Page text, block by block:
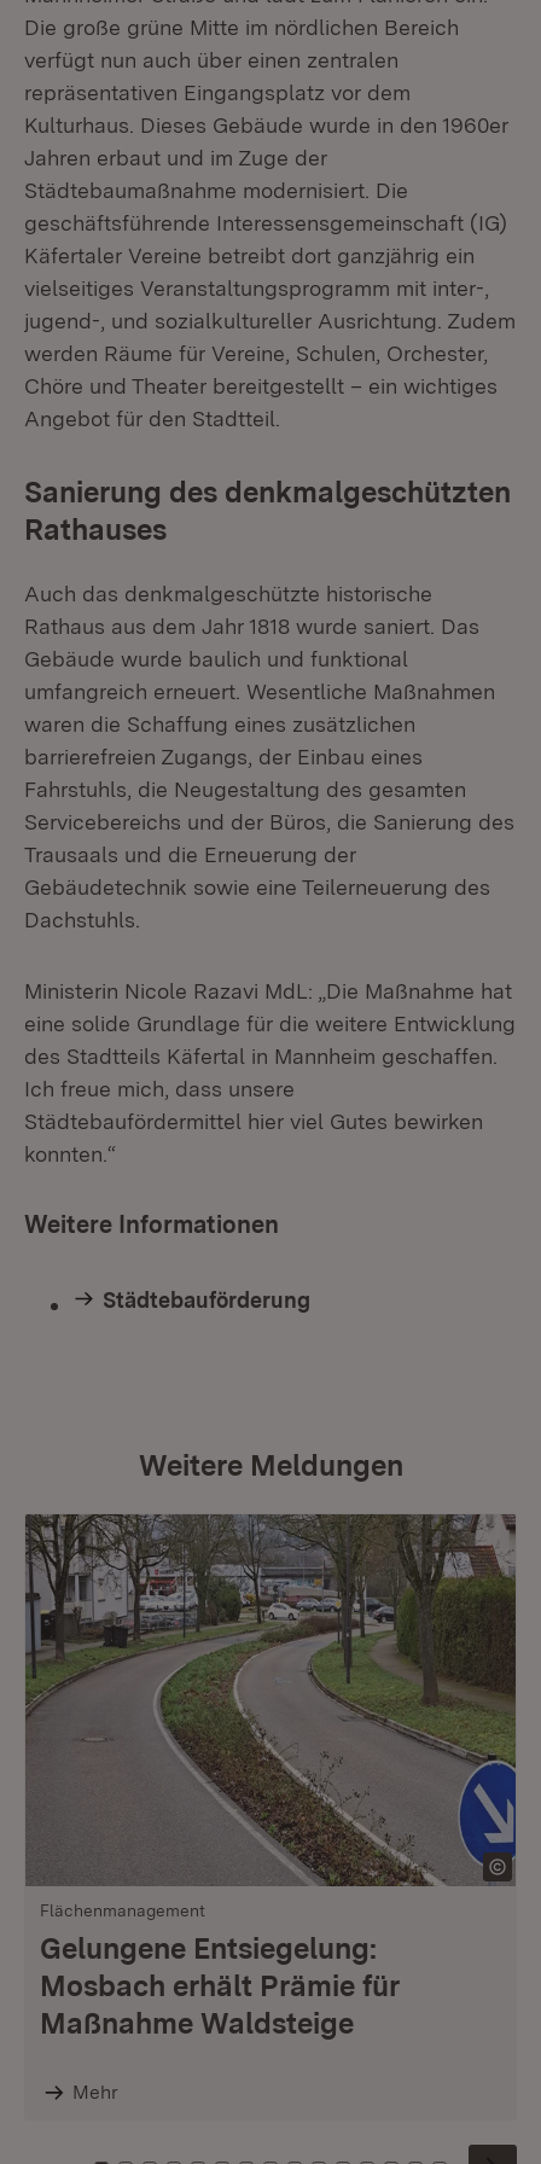
Die große grüne Mitte im nördlichen Bereich
verfügt nun auch über einen zentralen
repräsentativen Eingangsplatz vor dem
Kulturhaus. Dieses Gebäude wurde in den 1960er
Jahren erbaut und im Zuge der
Städtebaumaßnahme modernisiert. Die
geschäftsführende Interessensgemeinschaft (IG)
Käfertaler Vereine betreibt dort ganzjährig ein
vielseitiges Veranstaltungsprogramm mit inter-,
jugend-, und sozialkultureller Ausrichtung. Zudem
werden Räume für Vereine, Schulen, Orchester,
Chöre und Theater bereitgestellt – ein wichtiges
Angebot für den Stadtteil.
Sanierung des denkmalgeschützten
Rathauses
Auch das denkmalgeschützte historische
Rathaus aus dem Jahr 1818 wurde saniert. Das
Gebäude wurde baulich und funktional
umfangreich erneuert. Wesentliche Maßnahmen
waren die Schaffung eines zusätzlichen
barrierefreien Zugangs, der Einbau eines
Fahrstuhls, die Neugestaltung des gesamten
Servicebereichs und der Büros, die Sanierung des
Trausaals und die Erneuerung der
Gebäudetechnik sowie eine Teilerneuerung des
Dachstuhls.
Ministerin Nicole Razavi MdL: „Die Maßnahme hat
eine solide Grundlage für die weitere Entwicklung
des Stadtteils Käfertal in Mannheim geschaffen.
Ich freue mich, dass unsere
Städtebaufördermittel hier viel Gutes bewirken
konnten.“
Weitere Informationen
Städtebauförderung
Weitere Meldungen
Flächenmanagement
Gelungene Entsiegelung:
Mosbach erhält Prämie für
Maßnahme Waldsteige
Mehr